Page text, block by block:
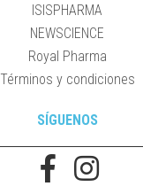
ISISPHARMA
NEWSCIENCE
Royal Pharma
Términos y condiciones
SÍGUENOS